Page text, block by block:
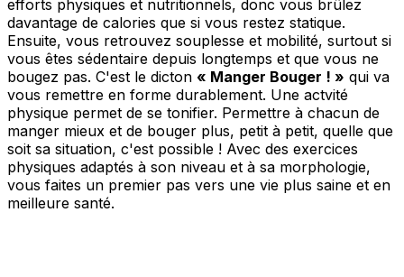
efforts physiques et nutritionnels, donc vous brûlez
davantage de calories que si vous restez statique.
Ensuite, vous retrouvez souplesse et mobilité, surtout si
vous êtes sédentaire depuis longtemps et que vous ne
bougez pas. C'est le dicton « Manger Bouger ! » qui va
vous remettre en forme durablement. Une actvité
physique permet de se tonifier. Permettre à chacun de
manger mieux et de bouger plus, petit à petit, quelle que
soit sa situation, c'est possible ! Avec des exercices
physiques adaptés à son niveau et à sa morphologie,
vous faites un premier pas vers une vie plus saine et en
meilleure santé.